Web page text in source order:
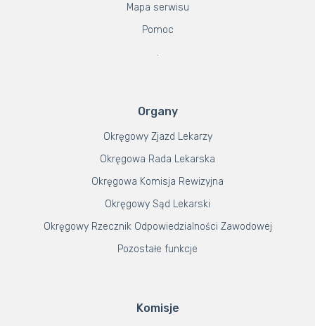
Mapa serwisu
Pomoc
.
Organy
Okręgowy Zjazd Lekarzy
Okręgowa Rada Lekarska
Okręgowa Komisja Rewizyjna
Okręgowy Sąd Lekarski
Okręgowy Rzecznik Odpowiedzialności Zawodowej
Pozostałe funkcje
Komisje